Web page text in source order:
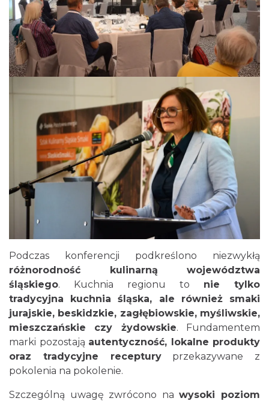
Podczas konferencji podkreślono niezwykłą
różnorodność kulinarną województwa
śląskiego. Kuchnia regionu to nie tylko
tradycyjna kuchnia śląska, ale również smaki
jurajskie, beskidzkie, zagłębiowskie, myśliwskie,
mieszczańskie czy żydowskie. Fundamentem
marki pozostają autentyczność, lokalne produkty
oraz tradycyjne recepturyprzekazywane z
pokolenia na pokolenie.
Szczególną uwagę zwrócono nawysoki poziom